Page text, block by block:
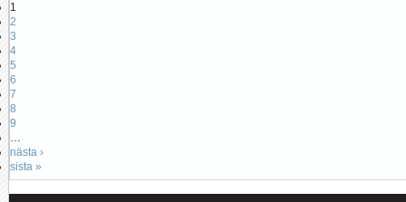
1
2
3
4
5
6
7
8
9
…
nästa ›
sista »